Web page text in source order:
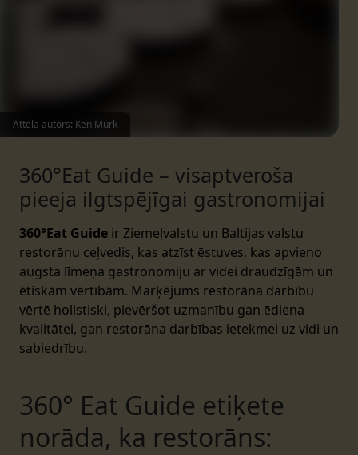
360°Eat Guide – visaptveroša
pieeja ilgtspējīgai gastronomijai
360°Eat Guide ir Ziemeļvalstu un Baltijas valstu
restorānu ceļvedis, kas atzīst ēstuves, kas apvieno
augsta līmeņa gastronomiju ar videi draudzīgām un
ētiskām vērtībām. Marķējums restorāna darbību
vērtē holistiski, pievēršot uzmanību gan ēdiena
kvalitātei, gan restorāna darbības ietekmei uz vidi un
sabiedrību.
360° Eat Guide etiķete
norāda, ka restorāns:
Attēla autors: Ken Mürk